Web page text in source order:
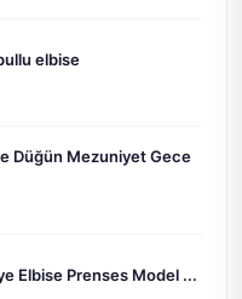
elbise
Düğün Mezuniyet Gece
Elbise Prenses Model ...